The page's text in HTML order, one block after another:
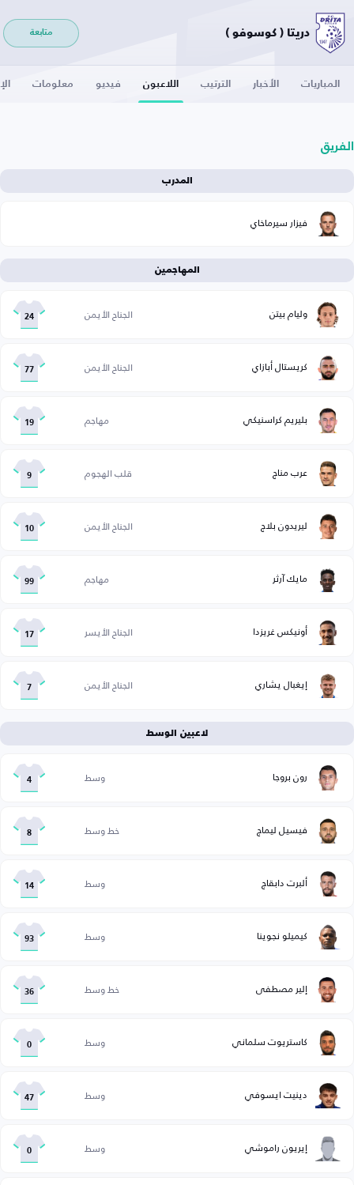
دريتا ( كوسوفو ) متابعة
المباريات الأخبار الترتيب اللاعبون فيديو معلومات
الفريق
المدرب
فيزار سيرماخاي
المهاجمين
وليام بيتن الجناح الأيمن 24
كريستال أبازاي الجناح الأيمن 77
بليريم كراسنيكي مهاجم 19
عرب مناج قلب الهجوم 9
ليريدون بلاج الجناح الأيمن 10
مايك آرثر مهاجم 99
أونيكس غريزدا الجناح الأيسر 17
إيغبال يشاري الجناح الأيمن 7
لاعبين الوسط
رون بروجا وسط 4
فيسيل ليماج خط وسط 8
ألبرت دابقاج وسط 14
كيميلو نجوينا وسط 93
إلير مصطفى خط وسط 36
كاستريوت سلماني وسط 0
دينيت ايسوفي وسط 47
إيريون راموشي وسط 0